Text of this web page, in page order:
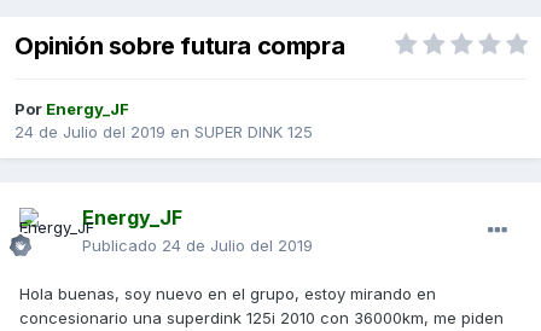
Opinión sobre futura compra
Por Energy_JF
24 de Julio del 2019 en SUPER DINK 125
Energy_JF
Publicado 24 de Julio del 2019
Hola buenas, soy nuevo en el grupo, estoy mirando en
concesionario una superdink 125i 2010 con 36000km, me piden